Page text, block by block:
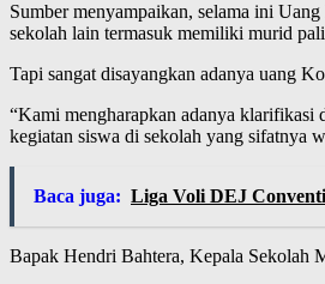
Sumber menyampaikan, selama ini
sekolah lain termasuk memiliki murid
Tapi sangat disayangkan adanya uang
“Kami mengharapkan adanya klarifikasi
kegiatan siswa di sekolah yang sifatnya
Baca juga: Liga Voli DEJ
Bapak Hendri Bahtera, Kepala Sekolah